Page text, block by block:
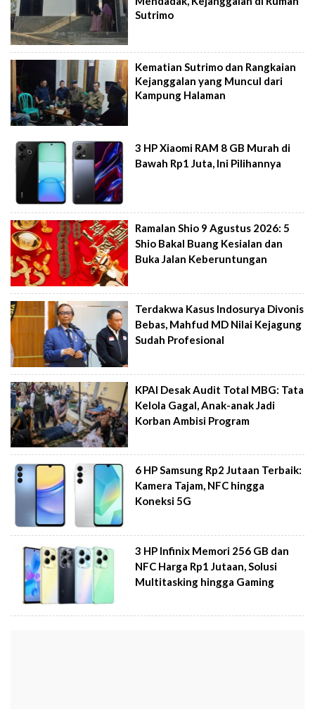
Sutrimo
Kematian Sutrimo dan Rangkaian
Kejanggalan yang Muncul dari
Kampung Halaman
3 HP Xiaomi RAM 8 GB Murah di
Bawah Rp1 Juta, Ini Pilihannya
Ramalan Shio 9 Agustus 2026: 5
Shio Bakal Buang Kesialan dan
Buka Jalan Keberuntungan
Terdakwa Kasus Indosurya Divonis
Bebas, Mahfud MD Nilai Kejagung
Sudah Profesional
KPAI Desak Audit Total MBG: Tata
Kelola Gagal, Anak-anak Jadi
Korban Ambisi Program
6 HP Samsung Rp2 Jutaan Terbaik:
Kamera Tajam, NFC hingga
Koneksi 5G
3 HP Infinix Memori 256 GB dan
NFC Harga Rp1 Jutaan, Solusi
Multitasking hingga Gaming